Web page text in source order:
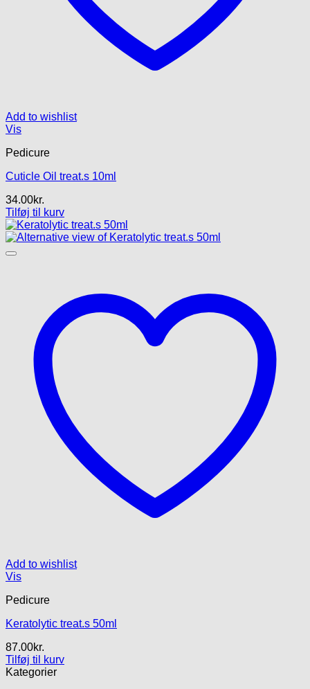
Add to wishlist
Vis
Pedicure
Cuticle Oil treat.s 10ml
34.00kr.
Tilføj til kurv
Add to wishlist
Vis
Pedicure
Keratolytic treat.s 50ml
87.00kr.
Tilføj til kurv
Kategorier